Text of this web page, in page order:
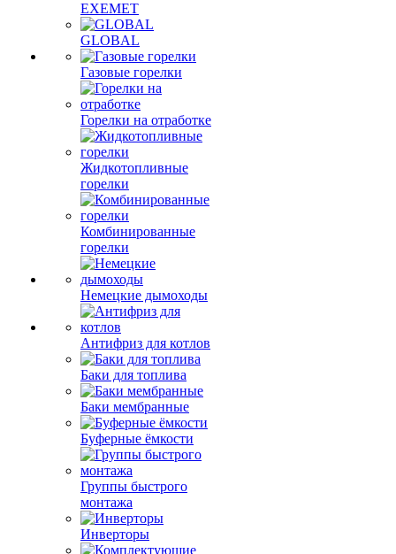
EXEMET
GLOBAL
Газовые горелки
Горелки на отработке
Жидкотопливные
горелки
Комбинированные
горелки
Немецкие дымоходы
Антифриз для котлов
Баки для топлива
Баки мембранные
Буферные ёмкости
Группы быстрого
монтажа
Инверторы